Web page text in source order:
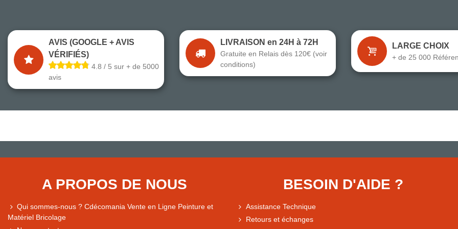
AVIS (GOOGLE + AVIS
VÉRIFIÉS)
4.8 / 5 sur + de 5000
avis
LIVRAISON en 24H à 72H
Gratuite en Relais dès 120€ (voir
conditions)
LARGE CHOIX
+ de 25 000
A PROPOS DE NOUS
Qui sommes-nous ? Cdécomania Vente en Ligne Peinture et
Matériel Bricolage
BESOIN D'AIDE ?
Assistance Technique
Retours et échanges